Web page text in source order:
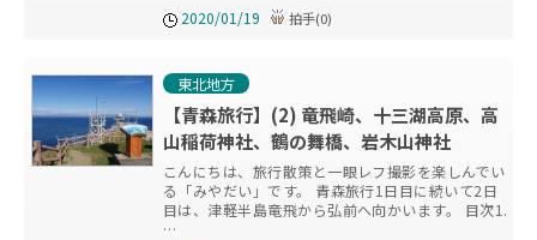
2020/01/19
拍手(0)
東北地方
【青森旅行】(2) 竜飛崎、十三湖高原、高
山稲荷神社、鶴の舞橋、岩木山神社
こんにちは、旅行散策と一眼レフ撮影を楽しんでい
る「みやだい」です。 青森旅行1日目に続いて2日
目は、津軽半島竜飛から弘前へ向かいます。 目次1.
…